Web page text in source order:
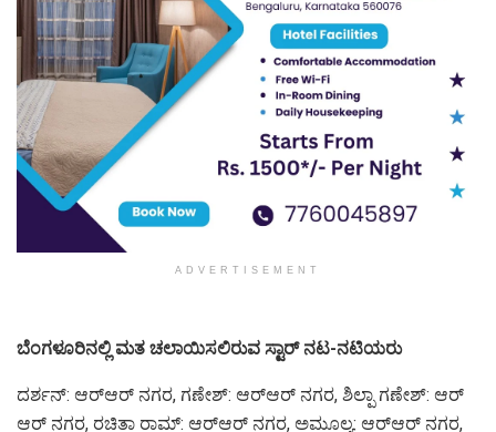
ADVERTISEMENT
ಬೆಂಗಳೂರಿನಲ್ಲಿ ಮತ ಚಲಾಯಿಸಲಿರುವ ಸ್ಟಾರ್ ನಟ-ನಟಿಯರು
ದರ್ಶನ್‌: ಆರ್‌ಆರ್‌ ನಗರ, ಗಣೇಶ್: ಆರ್​​ಆರ್​ ನಗರ, ಶಿಲ್ಪಾ ಗಣೇಶ್: ಆರ್​​
ಆರ್​ ನಗರ, ರಚಿತಾ ರಾಮ್: ಆರ್​​ಆರ್​ ನಗರ, ಅಮೂಲ್ಯ: ಆರ್​​ಆರ್​ ನಗರ,